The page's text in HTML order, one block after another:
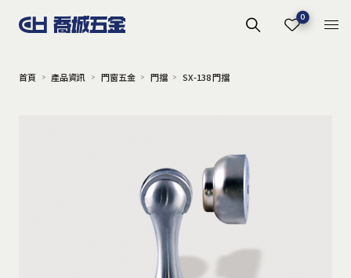
0
首頁 產品資訊 門窗五金 門擋 SX-138 門擋